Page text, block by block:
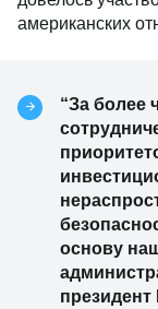
американских
“За более
основу
президент